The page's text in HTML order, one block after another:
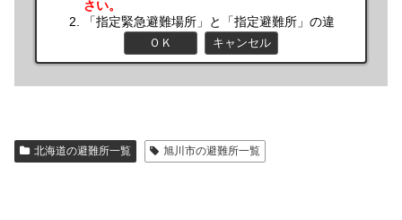
北海道の避難所一覧 旭川市の避難所一覧